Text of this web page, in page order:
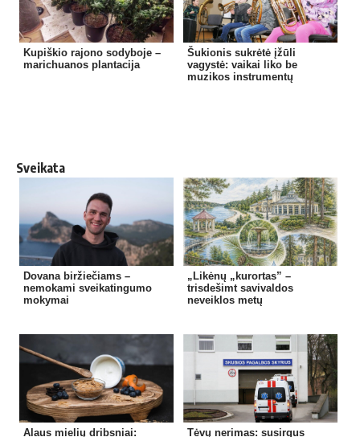
Kupiškio rajono sodyboje –
marichuanos plantacija
Šukionis sukrėtė įžūli
vagystė: vaikai liko be
muzikos instrumentų
Sveikata
Dovana biržiečiams –
nemokami sveikatingumo
mokymai
„Likėnų „kurortas” –
trisdešimt savivaldos
neveiklos metų
Alaus mielių dribsniai:
Tėvų nerimas: susirgus